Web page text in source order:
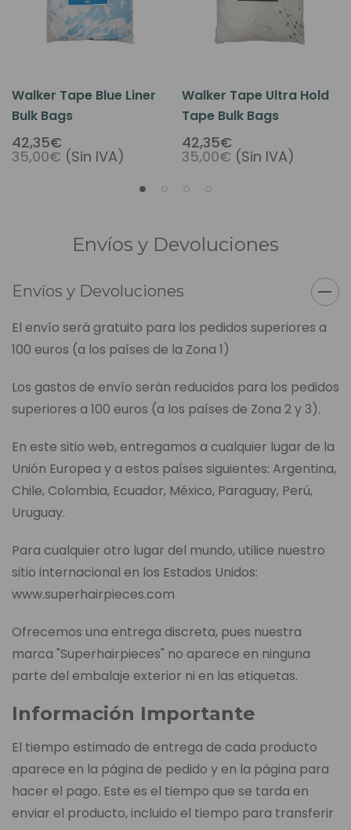
Walker Tape Blue Liner
Bulk Bags
42,35€
35,00€ (Sin IVA)
Walker Tape Ultra Hold
Tape Bulk Bags
42,35€
35,00€ (Sin IVA)
Envíos y Devoluciones
Envíos y Devoluciones
El envío será gratuito para los pedidos superiores a
100 euros (a los países de la Zona 1)
Los gastos de envío serán reducidos para los pedidos
superiores a 100 euros (a los países de Zona 2 y 3).
En este sitio web, entregamos a cualquier lugar de la
Unión Europea y a estos países siguientes: Argentina,
Chile, Colombia, Ecuador, México, Paraguay, Perú,
Uruguay.
Para cualquier otro lugar del mundo, utilice nuestro
sitio internacional en los Estados Unidos:
www.superhairpieces.com
Ofrecemos una entrega discreta, pues nuestra
marca "Superhairpieces" no aparece en ninguna
parte del embalaje exterior ni en las etiquetas.
Información Importante
El tiempo estimado de entrega de cada producto
aparece en la página de pedido y en la página para
hacer el pago. Este es el tiempo que se tarda en
enviar el producto, incluido el tiempo para transferir